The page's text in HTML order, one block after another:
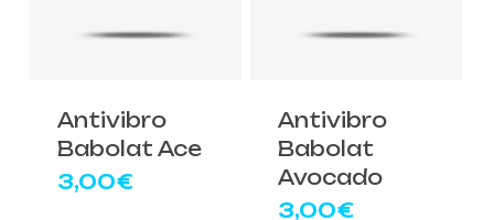
Antivibro
Babolat Ace
3,00€
Antivibro
Babolat
Avocado
3,00€